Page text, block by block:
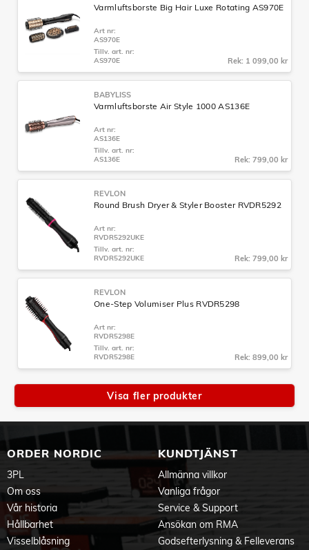
Varmluftsborste Big Hair Luxe Rotating AS970E
Art nr:
AS970E
Tillv. art. nr:
AS970E
Rek: 1 099,00 kr
BABYLISS
Varmluftsborste Air Style 1000 AS136E
Art nr:
AS136E
Tillv. art. nr:
AS136E
Rek: 799,00 kr
REVLON
Round Brush Dryer & Styler Booster RVDR5292
Art nr:
RVDR5292UKE
Tillv. art. nr:
RVDR5292UKE
Rek: 799,00 kr
REVLON
One-Step Volumiser Plus RVDR5298
Art nr:
RVDR5298E
Tillv. art. nr:
RVDR5298E
Rek: 899,00 kr
Visa fler produkter
ORDER NORDIC
3PL
Om oss
Vår historia
Hållbarhet
Visselblåsning
KUNDTJÄNST
Allmänna villkor
Vanliga frågor
Service & Support
Ansökan om RMA
Godsefterlysning & Felleverans